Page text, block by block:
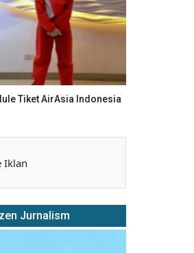
Tiket AirAsia Indonesia
Iklan
Jurnalism